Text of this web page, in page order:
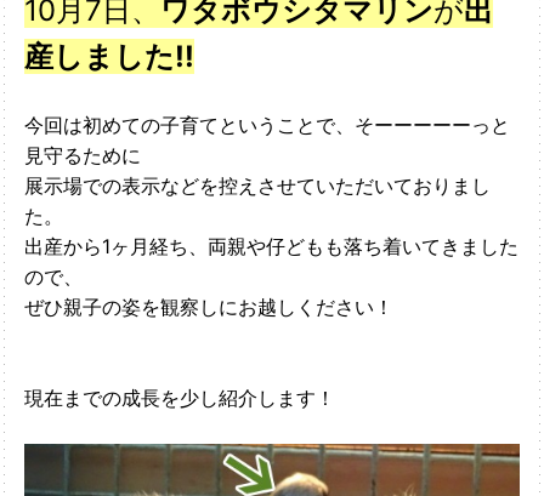
10月7日、 ワタボウシタマリンが出
産しました!!
今回は初めての子育てということで、そーーーーーっと
見守るために
展示場での表示などを控えさせていただいておりまし
た。
出産から1ヶ月経ち、両親や仔どもも落ち着いてきました
ので、
ぜひ親子の姿を観察しにお越しください！
現在までの成長を少し紹介します！